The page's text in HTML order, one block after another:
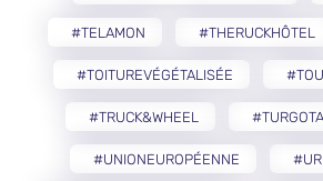
#TELAMON #THERUCKHÔTEL
#TOITUREVÉGÉTALISÉE
#TRUCK&WHEEL
#UNIONEUROPÉENNE